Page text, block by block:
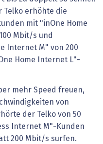
Telko erhöhte die
mit "inOne Home
Mbit/s und
Internet M" von 200
Home Internet L"-
mehr Speed freuen,
von
der Telko von 50
Internet M"-Kunden
200 Mbit/s surfen.